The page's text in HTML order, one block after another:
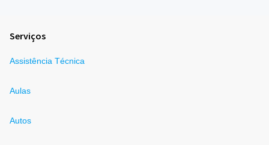
Serviços
Assistência Técnica
Aulas
Autos